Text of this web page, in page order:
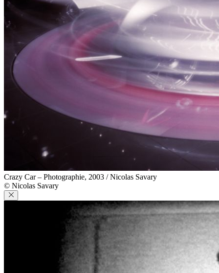
Crazy Car – Photographie, 2003 / Nicolas Savary
© Nicolas Savary